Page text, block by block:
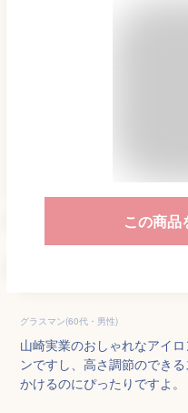
この商品
グラスマン(60代・男性)
山崎実業のおしゃれなアイ
ンですし、高さ調節のでき
かけるのにぴったりですよ。